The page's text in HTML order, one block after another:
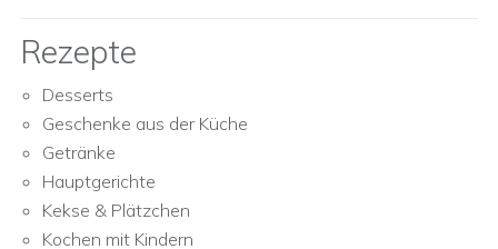
Rezepte
Desserts
Geschenke aus der Küche
Getränke
Hauptgerichte
Kekse & Plätzchen
Kochen mit Kindern